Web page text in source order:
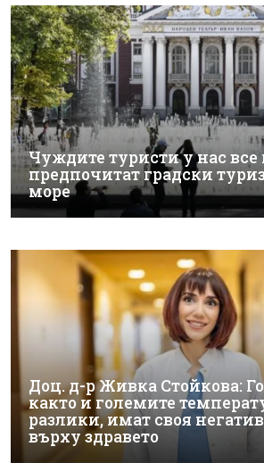
Чуждите туристи у нас все
предпочитат градски
море
Доц. д-р Живка Стойкова:
както и големите
разлики, имат своя
върху здравето